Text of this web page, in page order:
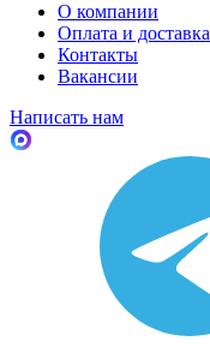
О компании
Оплата и доставка
Контакты
Вакансии
Написать нам